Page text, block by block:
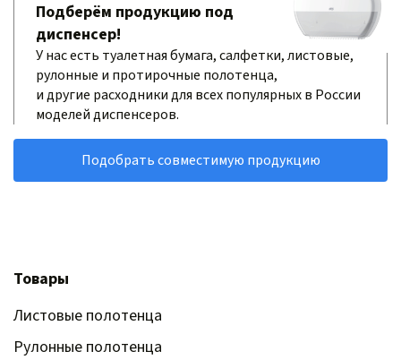
Подберём продукцию под
диспенсер!
У нас есть туалетная бумага, салфетки, листовые,
рулонные и протирочные полотенца,
и другие расходники для всех популярных в России
моделей диспенсеров.
Подобрать совместимую продукцию
Товары
Листовые полотенца
Рулонные полотенца